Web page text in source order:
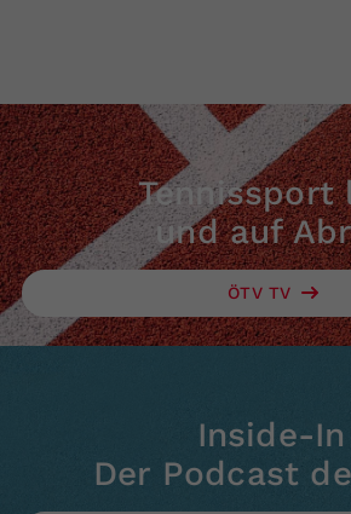
Tennissport
und auf
ÖTV TV
Inside-In
Der Podcast